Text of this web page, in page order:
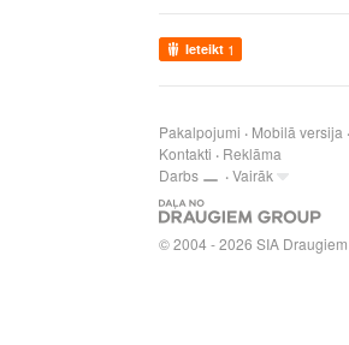
Ieteikt 1
Pakalpojumi Mobilā versija
Kontakti
Reklāma
Darbs
Vairāk
© 2004 - 2026 SIA Draugiem